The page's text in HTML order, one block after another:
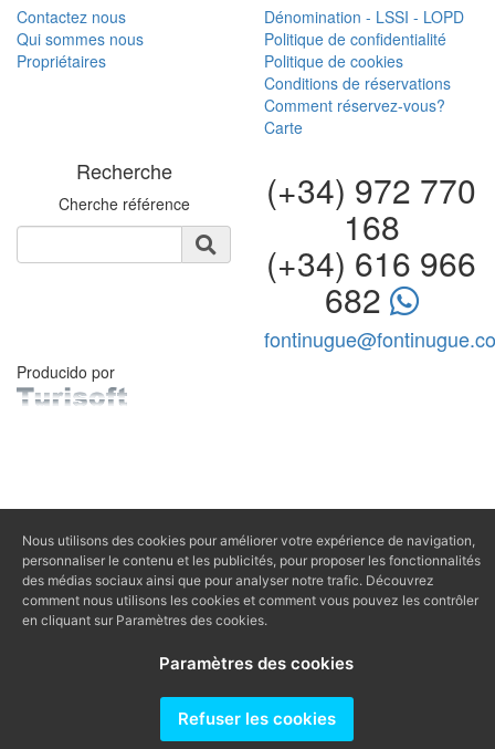
Contactez nous
Qui sommes nous
Propriétaires
Dénomination - LSSI - LOPD
Politique de confidentialité
Politique de cookies
Conditions de réservations
Comment réservez-vous?
Carte
Recherche
Cherche référence (+34) 972 770
168
(+34) 616 966
682
Producido por
Nous utilisons des cookies pour améliorer votre expérience de navigation,
personnaliser le contenu et les publicités, pour proposer les fonctionnalités
des médias sociaux ainsi que pour analyser notre trafic. Découvrez
comment nous utilisons les cookies et comment vous pouvez les contrôler
en cliquant sur Paramètres des cookies.
Paramètres des cookies
Refuser les cookies